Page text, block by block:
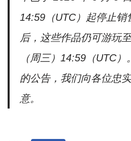
14:59（UTC）起停止销
后，这些作品仍可游玩
（周三）14:59（UTC
的公告，我们向各位忠
意。